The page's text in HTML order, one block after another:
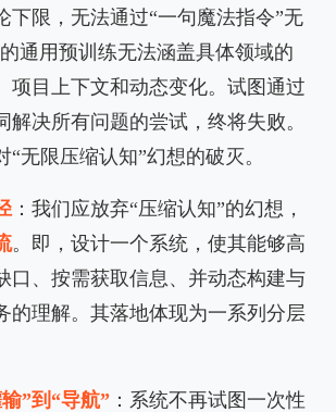
下限，无法通过“一句魔法指令”无
通用预训练无法涵盖具体领域的
项目上下文和动态变化。试图通过
解决所有问题的尝试，终将失败。
“无限压缩认知”幻想的破灭。
：我们应放弃“压缩认知”的幻想，
。即，设计一个系统，使其能够高
口、按需获取信息、并动态构建与
的理解。其落地体现为一系列分层
”到“导航” ：系统不再试图一次性